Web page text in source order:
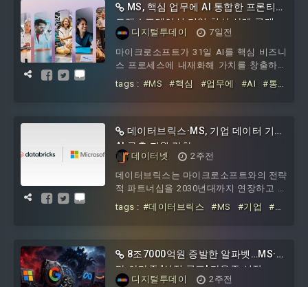
성과에 대한 의견을 동료에게 요청하면,
그 내용이 본인과 관리자에게 공유되는 방
식으로 운영됐다. 직원들은 현재 진행 중
백 기록은 9월15일까지 내려받아야 한다.
마이크로소프트는 피드백 자체의 중요성
은 유지하되,
MS, 핵심 업무에 AI 통합한 프론티어
트랜스포메이션 기업 최신 사례 공개
디지털투데이
7일전
마이크로소프트가 31일 AI를 핵심 비즈니
스 프로세스에 내재화해 가치를 창출하는
이른바 프론티어 트랜스포메이션 기업들
최신 사례를 공개했다.프랑스 IT 컨설팅 기
에게 마이크로소프트 365 코파일럿을 배
포하고, 파운드리, 코파일럿 스튜디오, 에
이전트 365를 활용해 1만9000개 AI 에이
전트를 통합 운영하고
tags : #MS #핵심 #업무에 #AI
#통합
데이터브릭스·MS, 기업 데이터 기반
AI 구축 지원 강화
데이터넷
2주전
데이터브릭스는 마이크로소프트와의 전략
적 파트너십을 2030년대까지 연장하고 기
업용 AI의 대규모 확산을 위한 협력을 강화
한다고 24일 밝혔다.양사는 기업이 자체
결할 수 있도록 데이터·AI 플랫폼과 클라우
드 인프라, 업무용 소프트웨어 간 통합을
확대한다.데이터브릭스는 애저 데이터브
tags : #데이터브릭스 #MS #기업
#데
8조7000억원 증발한 알파벳…MS·메
타·아마존 '실적 공포' 다음주 시작
디지털투데이
2주전